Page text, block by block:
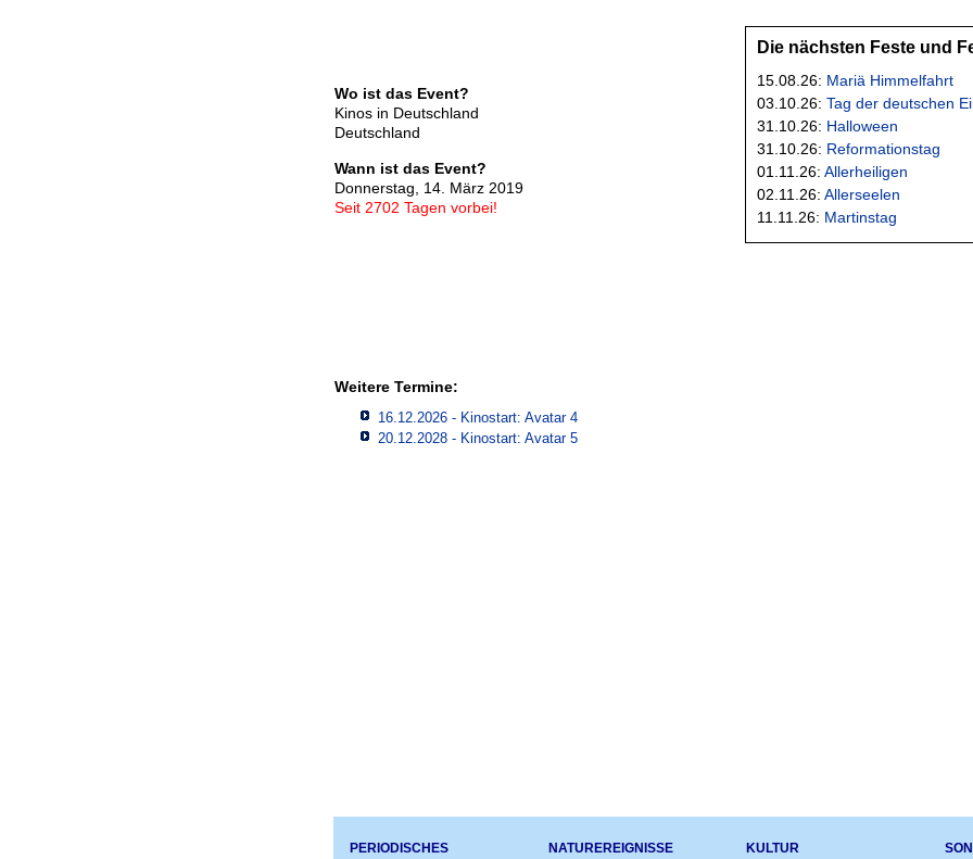
Wo ist das Event?
Kinos in Deutschland
Deutschland
Wann ist das Event?
Donnerstag, 14. März 2019
Seit 2702 Tagen vorbei!
Weitere Termine:
16.12.2026 - Kinostart: Avatar 4
20.12.2028 - Kinostart: Avatar 5
Die nächsten Feste und
15.08.26: Mariä Himmelfahrt
03.10.26: Tag der deutschen
31.10.26: Halloween
31.10.26: Reformationstag
01.11.26: Allerheiligen
02.11.26: Allerseelen
11.11.26: Martinstag
PERIODISCHES NATUREREIGNISSE KULTUR